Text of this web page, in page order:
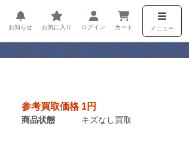
お知らせ お気に入り ログイン カート メニュー
参考買取価格 1円
商品状態 キズなし買取